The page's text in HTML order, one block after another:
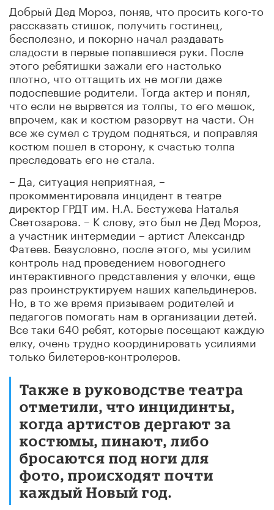
Добрый Дед Мороз, поняв, что просить кого-то
рассказать стишок, получить гостинец,
бесполезно, и покорно начал раздавать
сладости в первые попавшиеся руки. После
этого ребятишки зажали его настолько
плотно, что оттащить их не могли даже
подоспевшие родители. Тогда актер и понял,
что если не вырвется из толпы, то его мешок,
впрочем, как и костюм разорвут на части. Он
все же сумел с трудом подняться, и поправляя
костюм пошел в сторону, к счастью толпа
преследовать его не стала.
– Да, ситуация неприятная, –
прокомментировала инцидент в театре
директор ГРДТ им. Н.А. Бестужева Наталья
Светозарова. – К слову, это был не Дед Мороз,
а участник интермедии – артист Александр
Фатеев . Безусловно, после этого, мы усилим
контроль над проведением новогоднего
интерактивного представления у елочки, еще
раз проинструктируем наших капельдинеров.
Но, в то же время призываем родителей и
педагогов помогать нам в организации детей.
Все таки 640 ребят, которые посещают каждую
елку, очень трудно координировать усилиями
только билетеров-контролеров.
Также в руководстве театра
отметили, что инцидинты,
когда артистов дергают за
костюмы, пинают, либо
бросаются под ноги для
фото, происходят почти
каждый Новый год.